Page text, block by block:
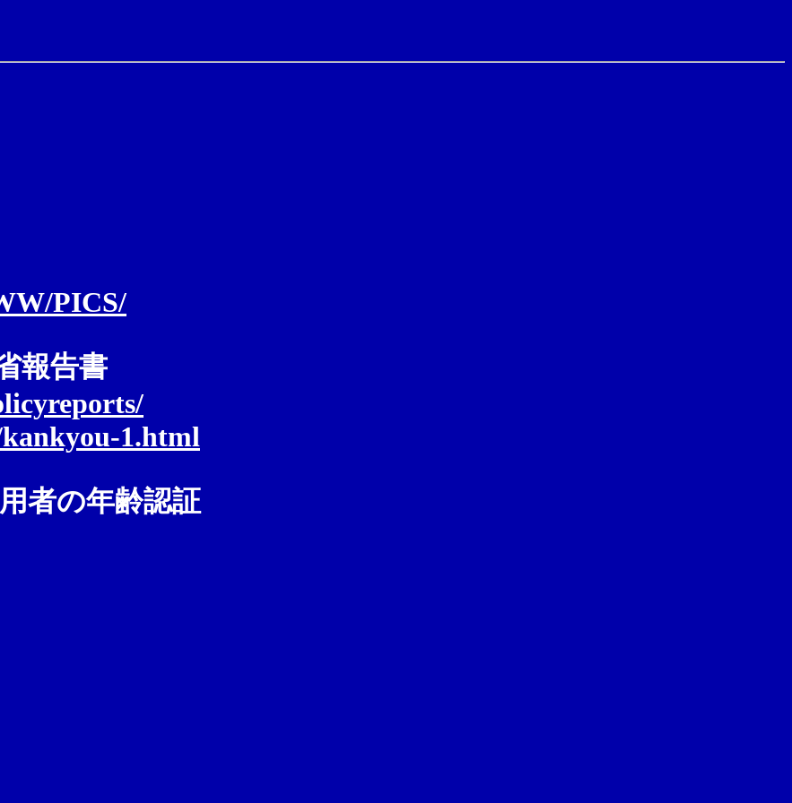
PICS/
報告書
1.html
者の年齢認証